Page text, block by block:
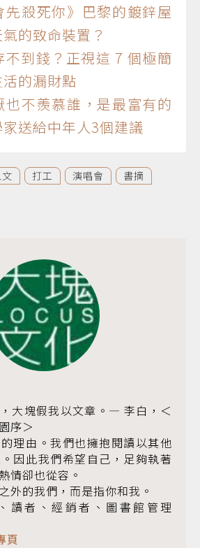
殺死你》巴黎的鍍鋅屋
的致命裝置？
到錢？正視這 7 個極簡
的漏財點
不羨慕誰，是最富有的
送給中年人3個建議
打工 演唱會
書摘
大塊假我以文章。— 李白，＜
序＞
理由。我們也擁抱閱讀以其他
因此我們希望自己，足夠執著
情卻也從容。
外的我們，而是指你和我。
讀者、經銷者、圖書館管理
頁